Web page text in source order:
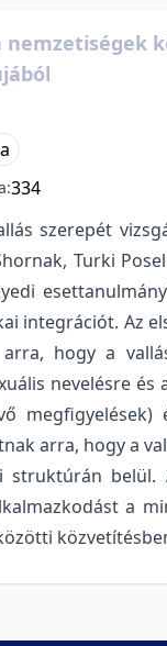
nemzetiségek
334
szerepét
Turki
integrációt. Az
hogy a
nevelésre
arra, hogy a
struktúrán belül.
a